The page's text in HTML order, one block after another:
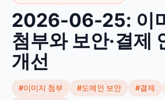
2026-06-25: 이
첨부와 보안·결제
개선
#이미지 첨부 #도메인 보안 #결제